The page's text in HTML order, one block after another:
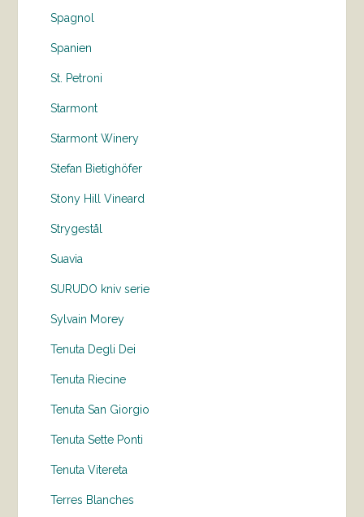
Spagnol
Spanien
St. Petroni
Starmont
Starmont Winery
Stefan Bietighöfer
Stony Hill Vineard
Strygestål
Suavia
SURUDO kniv serie
Sylvain Morey
Tenuta Degli Dei
Tenuta Riecine
Tenuta San Giorgio
Tenuta Sette Ponti
Tenuta Vitereta
Terres Blanches